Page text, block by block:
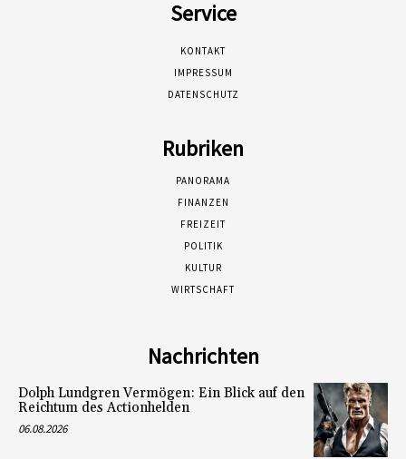
Service
KONTAKT
IMPRESSUM
DATENSCHUTZ
Rubriken
PANORAMA
FINANZEN
FREIZEIT
POLITIK
KULTUR
WIRTSCHAFT
Nachrichten
Dolph Lundgren Vermögen: Ein Blick auf den
Reichtum des Actionhelden
06.08.2026